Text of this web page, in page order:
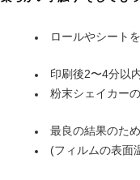
ロールやシート
印刷後2〜4分以
粉末シェイカー
最良の結果のた
(フィルムの表面